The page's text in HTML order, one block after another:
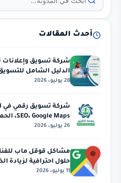
أحدث المقالات
شركة تسويق وإعلانات
الدليل الشامل
28 يوليو، 2026
شركة تسويق رقمي في
SEO، Google Maps، الحملات…
26 يوليو، 2026
مشاكل قوقل ماب
حلول احترافية لزيادة
11 يوليو، 2026